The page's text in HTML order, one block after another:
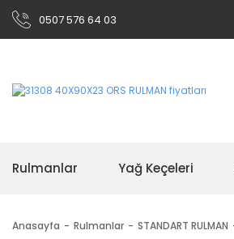
0507 576 64 03
Rulmanlar Yağ Keçeleri
Anasayfa Rulmanlar STANDART RULMAN